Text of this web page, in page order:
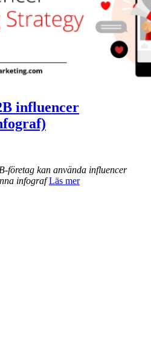
influencer
företag kan använda influencer
infograf Läs mer